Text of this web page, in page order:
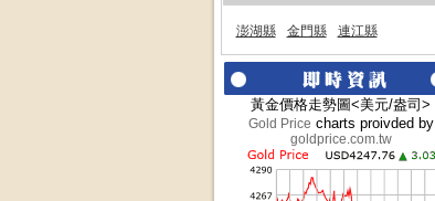
澎湖縣 金門縣 連江縣
黃金價格走勢圖<美元/盎司>
Gold Price charts proivded by
goldprice.com.tw